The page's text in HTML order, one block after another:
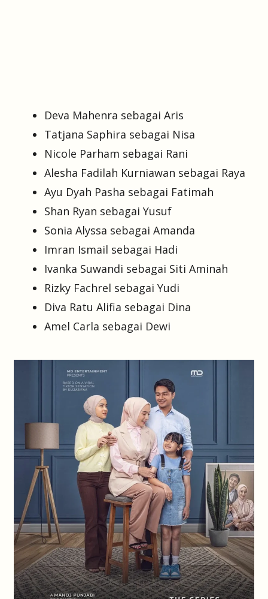
Deva Mahenra sebagai Aris
Tatjana Saphira sebagai Nisa
Nicole Parham sebagai Rani
Alesha Fadilah Kurniawan sebagai Raya
Ayu Dyah Pasha sebagai Fatimah
Shan Ryan sebagai Yusuf
Sonia Alyssa sebagai Amanda
Imran Ismail sebagai Hadi
Ivanka Suwandi sebagai Siti Aminah
Rizky Fachrel sebagai Yudi
Diva Ratu Alifia sebagai Dina
Amel Carla sebagai Dewi